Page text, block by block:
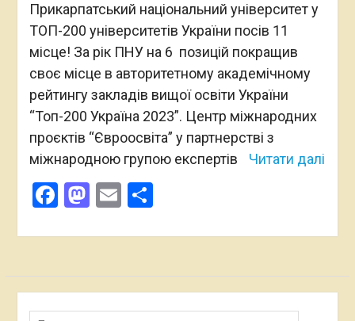
Прикарпатський національний університет у
ТОП-200 університетів України посів 11
місце! За рік ПНУ на 6 позицій покращив
своє місце в авторитетному академічному
рейтингу закладів вищої освіти України
“Топ-200 Україна 2023”. Центр міжнародних
проєктів “Євроосвіта” у партнерстві з
міжнародною групою експертів
Читати далі
Facebook
Mastodon
EmailПоділитися
Пошук: